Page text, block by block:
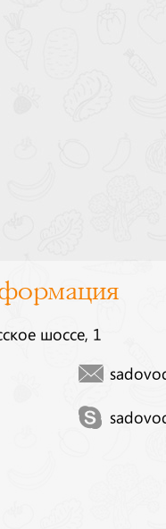
шоссе, 1